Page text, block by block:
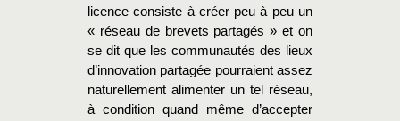
licence consiste à créer peu à peu un
« réseau de brevets partagés » et on
se dit que les communautés des lieux
d’innovation partagée pourraient assez
naturellement alimenter un tel réseau,
à condition quand même d’accepter